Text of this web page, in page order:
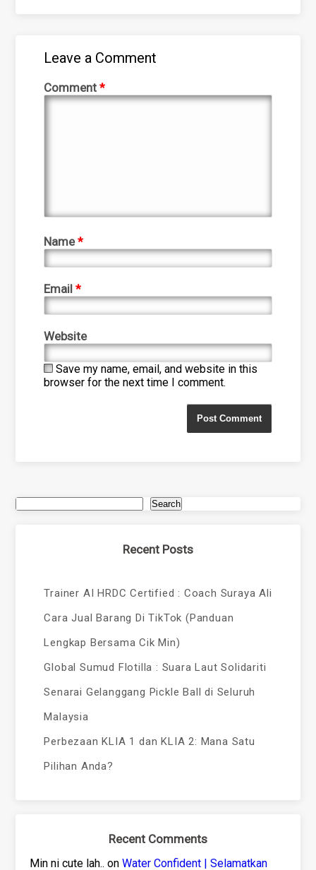
Leave a Comment
Comment*
Name*
Email*
Website
Save my name, email, and website in this
browser for the next time I comment.
Search
Recent Posts
Trainer AI HRDC Certified : Coach Suraya Ali
Cara Jual Barang Di TikTok (Panduan
Lengkap Bersama Cik Min)
Global Sumud Flotilla : Suara Laut Solidariti
Senarai Gelanggang Pickle Ball di Seluruh
Malaysia
Perbezaan KLIA 1 dan KLIA 2: Mana Satu
Pilihan Anda?
Recent Comments
Min ni cute lah.. onWater Confident | Selamatkan